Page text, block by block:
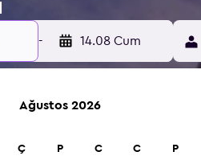
- 14.08 Cum
Ağustos 2026
Ç P C C P